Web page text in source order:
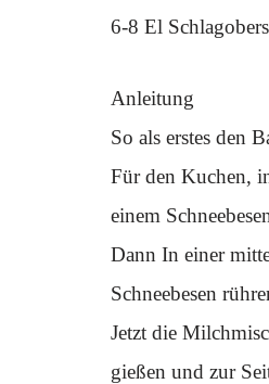
6-8 El
Anleitung
So als erstes den
Für den Kuchen,
einem
Dann In einer
Schneebesen
Jetzt die
gießen und zur